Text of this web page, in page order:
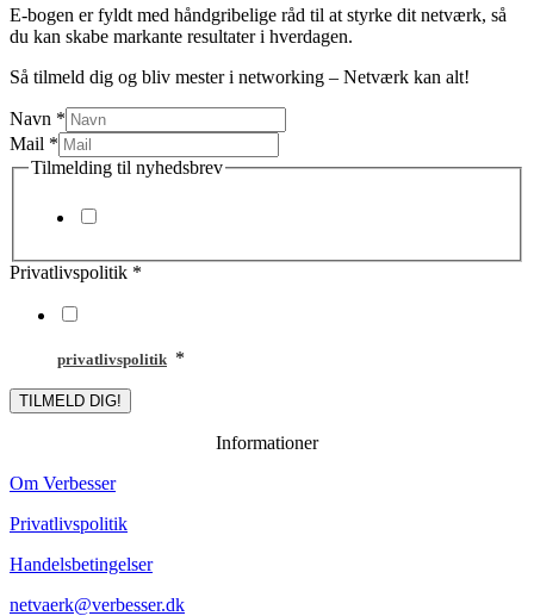
E-bogen er fyldt med håndgribelige råd til at styrke dit netværk, så
du kan skabe markante resultater i hverdagen.
Så tilmeld dig og bliv mester i networking – Netværk kan alt!
Navn *
Mail *
Tilmelding til nyhedsbrev
Privatlivspolitik *
privatlivspolitik *
TILMELD DIG!
Informationer
Om Verbesser
Privatlivspolitik
Handelsbetingelser
netvaerk@verbesser.dk